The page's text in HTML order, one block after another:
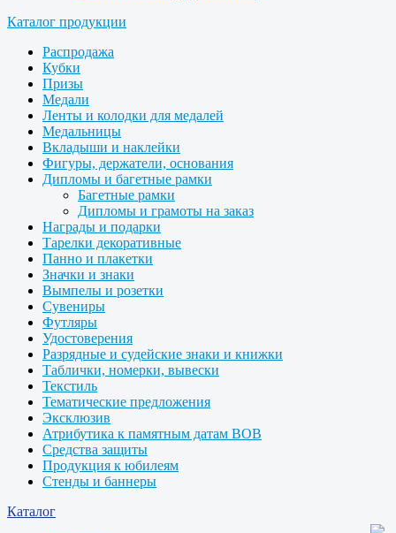
Каталог продукции
Распродажа
Кубки
Призы
Медали
Ленты и колодки для медалей
Медальницы
Вкладыши и наклейки
Фигуры, держатели, основания
Дипломы и багетные рамки
Багетные рамки
Дипломы и грамоты на заказ
Награды и подарки
Тарелки декоративные
Панно и плакетки
Значки и знаки
Вымпелы и розетки
Сувениры
Футляры
Удостоверения
Разрядные и судейские знаки и книжки
Таблички, номерки, вывески
Текстиль
Тематические предложения
Эксклюзив
Атрибутика к памятным датам ВОВ
Средства защиты
Продукция к юбилеям
Стенды и баннеры
Каталог